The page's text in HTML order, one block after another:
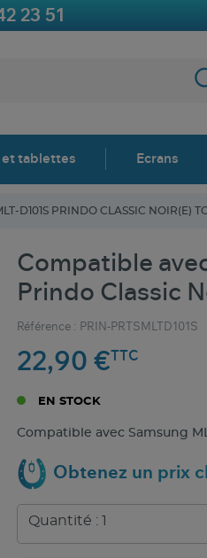
23 51
et tablettes Ecrans
D101S PRINDO CLASSIC NOIR(E)
Compatible
Prindo Classic
Référence : PRIN-PRTSMLTD101S
22,90 €TTC
EN STOCK
Compatible avec Samsung
Obtenez un prix